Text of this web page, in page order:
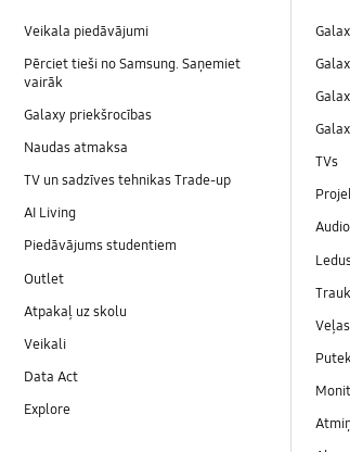
Veikala piedāvājumi
Pērciet tieši no Samsung. Saņemiet
vairāk
Galaxy priekšrocības
Naudas atmaksa
TV un sadzīves tehnikas Trade-up
AI Living
Piedāvājums studentiem
Outlet
Atpakaļ uz skolu
Veikali
Data Act
Explore
TVs